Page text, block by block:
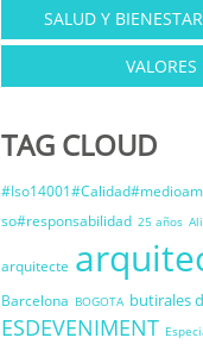
SALUD Y
VALORES
TAG CLOUD
so#responsabilidad 25 años
arquitecte
Barcelona BOGOTA butirales
ESDEVENIMENT